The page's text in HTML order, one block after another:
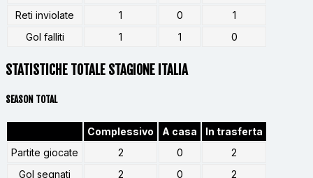
Reti inviolate
1 0
1
Gol falliti
1 1 0
STATISTICHE TOTALE STAGIONE ITALIA
SEASON TOTAL
Complessivo A casa
In trasferta
Partite giocate
2 0
2
Gol segnati
2 0 2